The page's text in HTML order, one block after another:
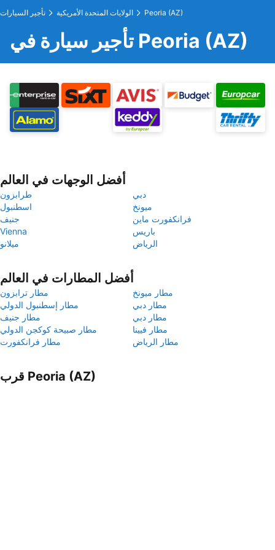
تأجير السيارات الولايات المتحدة الأمريكية Peoria (AZ)
تأجير سيارة في Peoria (AZ)
أفضل الوجهات في العالم
طرابزون
دبي
اسطنبول
ميونخ
جنيف
فرانكفورت ماين
Vienna
باريس
ميلانو
الرياض
أفضل المطارات في العالم
مطار ترابزون
مطار ميونخ
مطار إسطنبول الدولي
مطار دبي
مطار جنيف
مطار دبي
مطار صبيحة كوكجن الدولي
مطار فيينا
مطار فرانكفورت
مطار الرياض
قرب Peoria (AZ)